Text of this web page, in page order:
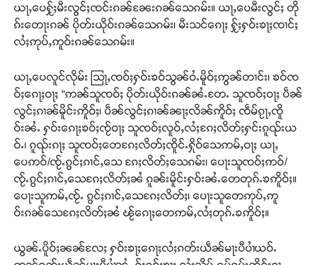
ယႃႇပေႁႂ်ႈမီးလွင်ႈၸင်းၵၼ်ၼႄးၵၼ်သေၵမ်း။ ယႃႇပေမီးလွင်ႈ တို
ၵ်းတေႃးၵၼ် ပိုတ်းယိုဝ်းၵၼ်သေၵမ်း၊ မီးသင်ၵေႃႈ ႁႂ်ႈႁဝ်းၶႃႈၸၢင်ႈ
လႆႈဢုပ်ႇဢူဝ်းၵၼ်သေၵမ်း။
ယႃႇပေလူင်လိုမ်း သြႃႇၸဝ်ႈႁဝ်းၶဝ်သွၼ်ဝႆႉမိူဝ်ႈဢွၼ်တၢင်း၊ ၶဝ်ၸ
ဝ်ႈၵေႃႈဝႃႈ “ဢၼ်သူၸဝ်ႈ ပိုတ်းယိုဝ်းၵၼ်ၼႆႉတႄႉ သူၸဝ်ႈဝႃႈ ပဵၼ်
လွင်ႈၵၢၼ်မိူင်းဢိူဝ်ႈ၊ ပဵၼ်လွင်ႈၵၢၼ်ၼႃႈလိၼ်ဢိူဝ်ႈ ၸဵမ်ၵႂႃႇၸိူ
ဝ်းၼႆႉ ႁဝ်းၵေႃႈၶဝ်ႈၸႂ်ဝႃႈ သူၸဝ်ႈလူဝ်ႇလႆႈၵႄႈလိတ်ႈႁင်းၵူၺ်းယ
ဝ်ႉ၊ ၵူၺ်းၵႃႈ သူၸဝ်ႈတေၵႄႈလိတ်ႈၸိူင်ႉႁိုဝ်သေဢမ်ႇဝႃႈ ယႃႇ
ပေဢဝ်/ၸႂ်ႉၵွင်ႈၵၢင်ႇသေ ၵႄႈလိတ်ႈသေၵမ်း၊ ပေႃးသူၸဝ်ႈဢဝ်/
ၸႂ်ႉၵွင်ႈၵၢင်ႇသေၵႄႈလိတ်ႈၼႆ ၵူၼ်းမိူင်းႁဝ်းၼႆႉတေတုၵ်ႉၶဢိူဝ်ႈ။
ပေႃးသူဢမ်ႇၸႂ်ႉ ၵွင်ႈၵၢင်ႇသေၵႄႈလိတ်ႈ၊ ပေႃးသူတေဢုပ်ႇဢူ
ဝ်းၵၼ်သေၵႄႈလိတ်ႈၼႆ ၽႂ်ၵေႃႈတေဢမ်ႇလႆႈတုၵ်ႉၶဢိူဝ်ႈ။
ယွၼ်ႉပိူဝ်ႈၼၼ်လႄႈ ႁဝ်းၶႃႈၵေႃႈလႆႈၵတ်းယဵၼ်မႃးပီပၢႆယဝ်ႉ